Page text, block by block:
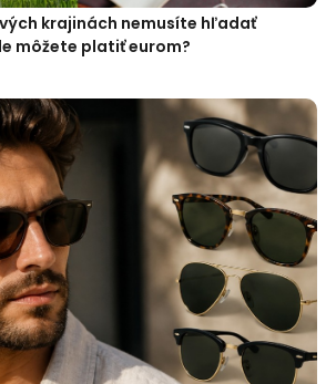
krajinách nemusíte hľadať
môžete platiť eurom?